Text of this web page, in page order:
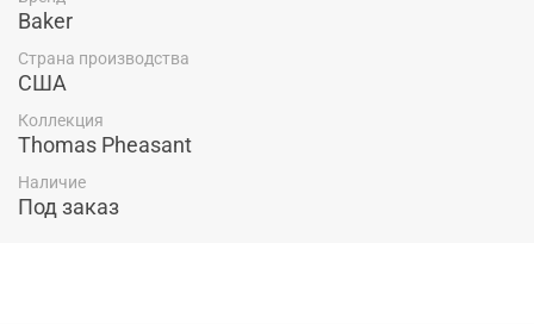
Baker
Страна производства
США
Коллекция
Thomas Pheasant
Наличие
Под заказ